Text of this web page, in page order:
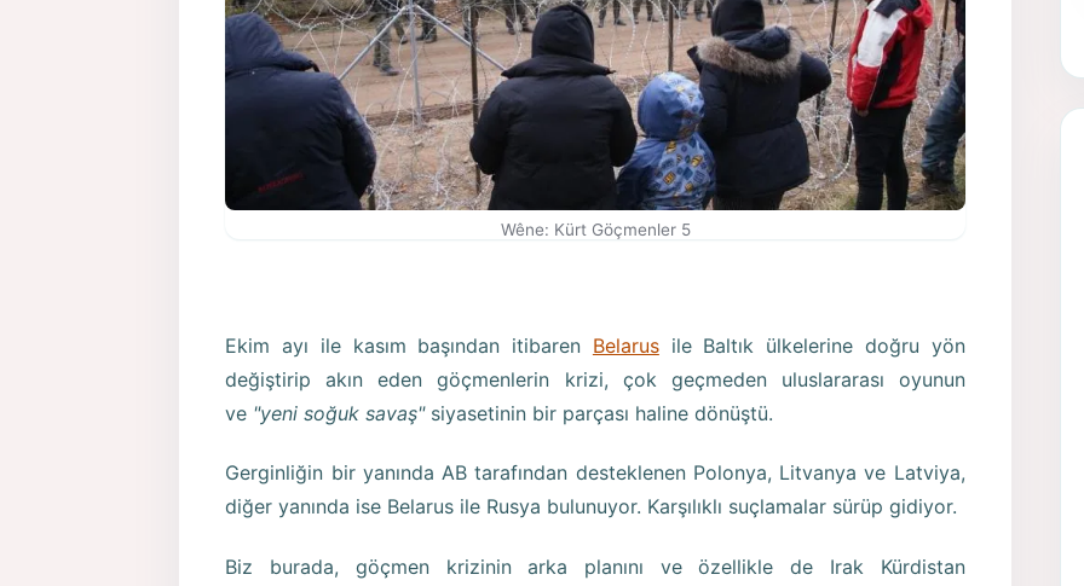
Wêne: Kürt Göçmenler 5
Ekim ayı ile kasım başından itibaren Belarusile Baltık ülkelerine doğru yön
değiştirip akın eden göçmenlerin krizi, çok geçmeden uluslararası oyunun
ve "yeni soğuk savaş" siyasetinin bir parçası haline dönüştü.
Gerginliğin bir yanında AB tarafından desteklenen Polonya, Litvanya ve Latviya,
diğer yanında ise Belarus ile Rusya bulunuyor. Karşılıklı suçlamalar sürüp gidiyor.
Biz burada, göçmen krizinin arka planını ve özellikle de Irak Kürdistan